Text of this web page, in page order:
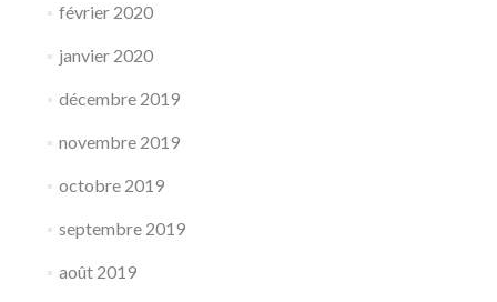
février 2020
janvier 2020
décembre 2019
novembre 2019
octobre 2019
septembre 2019
août 2019